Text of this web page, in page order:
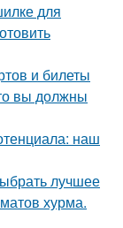
для
и билеты
вы должны
наш
лучшее
хурма.